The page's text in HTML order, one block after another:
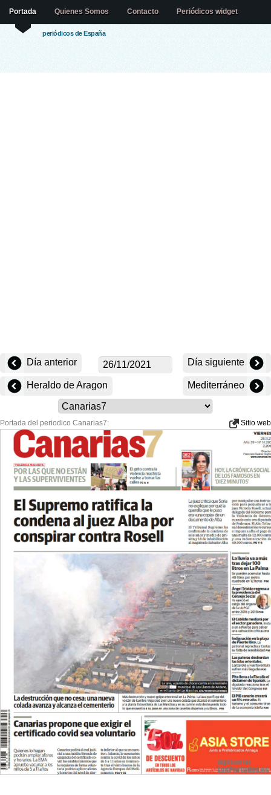
periódicos de España
Portada Quienes Somos Contacto Periódicos widget
Día anterior Día siguiente
Heraldo de Aragon Mediterráneo
Portada del periodico Canarias7: Sitio web